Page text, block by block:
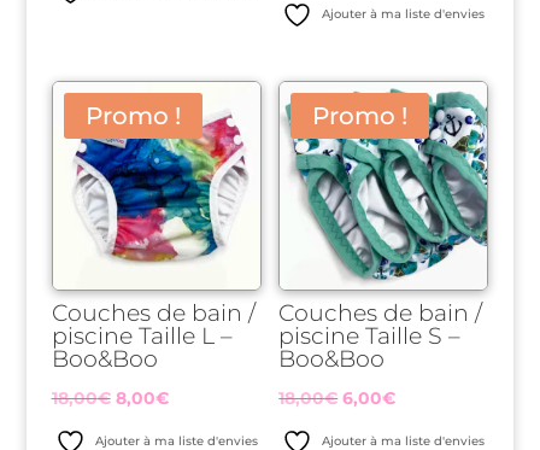
24,50€.12,00€.
Ajouter à ma liste d'envies
Promo !
Couches de bain /
piscine Taille L –
Boo&Boo
18,00€ Le
8,00€Le
Ajouter à ma liste d'envies
Promo !
Couches de bain /
piscine Taille S –
Boo&Boo
18,00€ Le
6,00€Le
Ajouter à ma liste d'envies